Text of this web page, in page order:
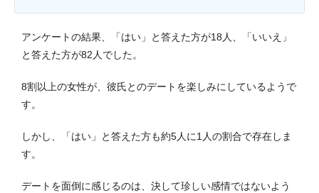
アンケートの結果、「はい」と答えた方が18人、「いいえ」
と答えた方が82人でした。
8割以上の女性が、彼氏とのデートを楽しみにしているようで
す。
しかし、「はい」と答えた方も約5人に1人の割合で存在しま
す。
デートを面倒に感じるのは、決して珍しい感情ではないよう